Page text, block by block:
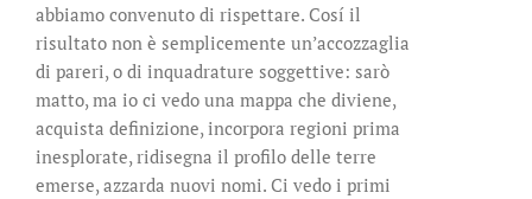
abbiamo convenuto di rispettare. Cosí il
risultato non è semplicemente un’accozzaglia
di pareri, o di inquadrature soggettive: sarò
matto, ma io ci vedo una mappa che diviene,
acquista definizione, incorpora regioni prima
inesplorate, ridisegna il profilo delle terre
emerse, azzarda nuovi nomi. Ci vedo i primi